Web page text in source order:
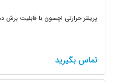
پرینتر حرارتی اچسون با قابلیت برش
تماس بگیرید